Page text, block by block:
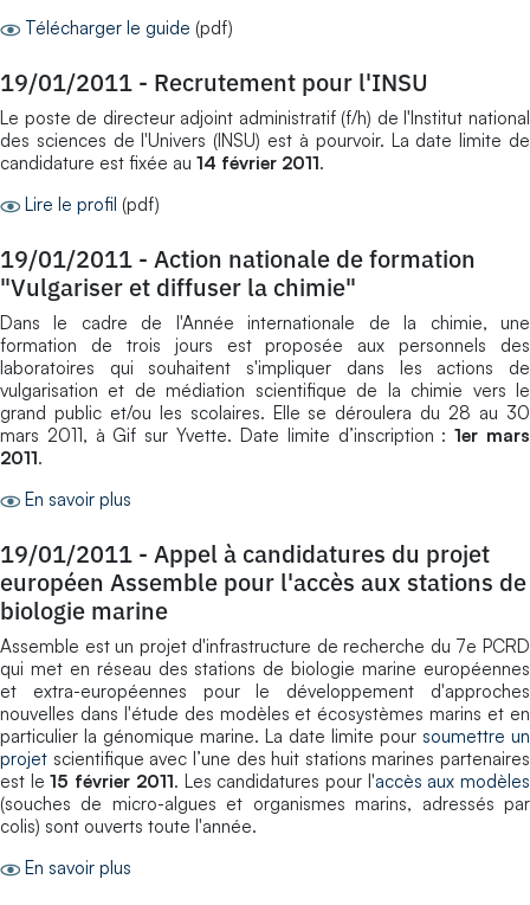
Télécharger le guide (pdf)
19/01/2011 - Recrutement pour l'INSU
Le poste de directeur adjoint administratif (f/h) de l'Institut national
des sciences de l'Univers (INSU) est à pourvoir. La date limite de
candidature est fixée au 14 février 2011.
Lire le profil (pdf)
19/01/2011 - Action nationale de formation
"Vulgariser et diffuser la chimie"
Dans le cadre de l'Année internationale de la chimie, une
formation de trois jours est proposée aux personnels des
laboratoires qui souhaitent s'impliquer dans les actions de
vulgarisation et de médiation scientifique de la chimie vers le
grand public et/ou les scolaires. Elle se déroulera du 28 au 30
mars 2011, à Gif sur Yvette. Date limite d’inscription :1er mars
2011.
En savoir plus
19/01/2011 - Appel à candidatures du projet
européen Assemble pour l'accès aux stations de
biologie marine
Assemble est un projet d'infrastructure de recherche du 7e PCRD
qui met en réseau des stations de biologie marine européennes
et extra-européennes pour le développement d'approches
nouvelles dans l'étude des modèles et écosystèmes marins et en
particulier la génomique marine. La date limite pour soumettre un
projet scientifique avec l’une des huit stations marines partenaires
est le15 février 2011. Les candidatures pour l'accès aux modèles
(souches de micro-algues et organismes marins, adressés par
colis) sont ouverts toute l'année.
En savoir plus